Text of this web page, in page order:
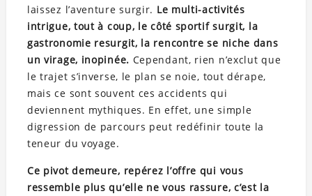
laissez l’aventure surgir. Le multi-activités
intrigue, tout à coup, le côté sportif surgit, la
gastronomie resurgit, la rencontre se niche dans
un virage, inopinée. Cependant, rien n’exclut que
le trajet s’inverse, le plan se noie, tout dérape,
mais ce sont souvent ces accidents qui
deviennent mythiques. En effet, une simple
digression de parcours peut redéfinir toute la
teneur du voyage.
Ce pivot demeure, repérez l’offre qui vous
ressemble plus qu’elle ne vous rassure, c’est la